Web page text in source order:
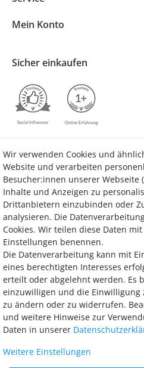
Mein Konto
Sicher einkaufen
Vertrag
Bezahlung
Wir bieten Ihnen viele Möglichkeiten
Bezahlung.
Wir verwenden Cookies und
Website und verarbeiten
Besucher:innen unserer Webseite
Inhalte und Anzeigen zu
Drittanbietern einzubinden oder
analysieren. Die
Cookies. Wir teilen diese Daten
Einstellungen benennen.
Die Datenverarbeitung kann mit
eines berechtigten Interesses
erteilt oder abgelehnt werden. Es
einzuwilligen und die Einwilligung
zu ändern oder zu widerrufen.
und weitere Hinweise zur
Daten in unserer
Weitere Einstellungen